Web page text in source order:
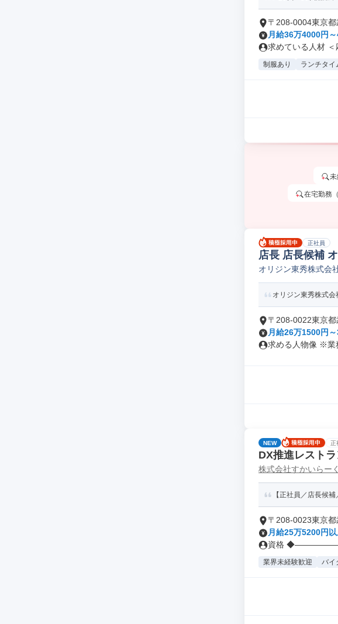
〒208-0004東京
月給36万4000円
求めている人材 ＜
制服あり ランチタイ
未
在宅勤務
正社員
店長 店長候補
オリジン東秀株式会
オリジン東秀株式
〒208-0022東京
月給26万1500円
求める人物像 ※業
NEW 正
DX推進レスト
株式会社すかいらー
【正社員／店長候
〒208-0023東京
月給25万5200円以
資格
業界未経験歓迎 バイ